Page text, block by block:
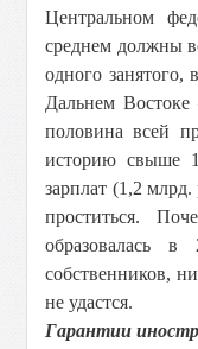
Центральном
среднем должны
одного
Дальнем
половина всей
историю свыше
зарплат (1,2
проститься.
образовалась
собственников,
не удастся.
Гарантии